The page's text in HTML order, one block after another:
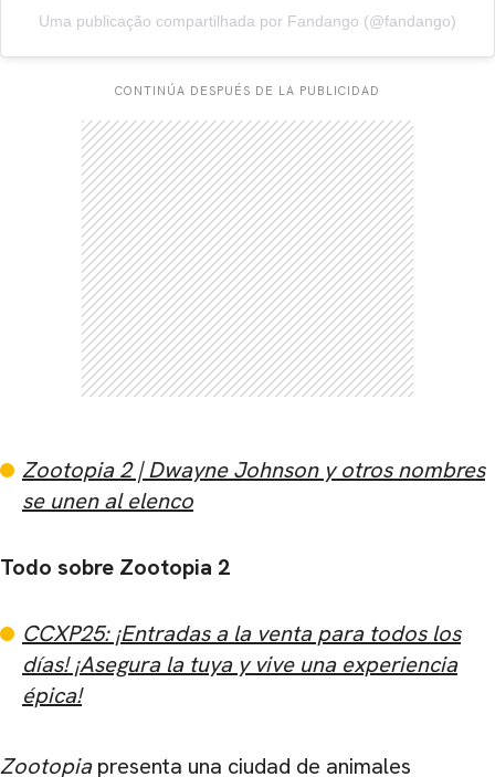
Uma publicação compartilhada por Fandango (@fandango)
CONTINÚA DESPUÉS DE LA PUBLICIDAD
Zootopia 2 | Dwayne Johnson y otros nombres
se unen al elenco
Todo sobre Zootopia 2
CCXP25: ¡Entradas a la venta para todos los
días! ¡Asegura la tuya y vive una experiencia
épica!
Zootopiapresenta una ciudad de animales